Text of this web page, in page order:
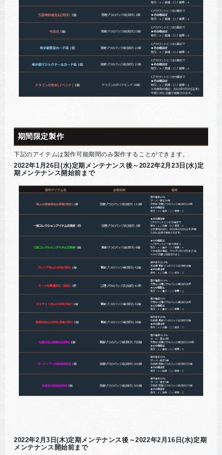
期間限定製作
下記のアイテムは製作可能期間のみ製作することができます。
2022年1月26日(水)定期メンテナンス後～2022年2月23日(水)定
期メンテナンス開始前まで
2022年2月3日(木)定期メンテナンス後～2022年2月16日(水)定期
メンテナンス開始前まで